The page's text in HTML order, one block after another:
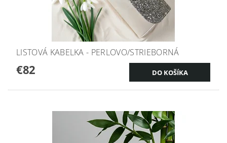
LISTOVÁ KABELKA - PERLOVO/STRIEBORNÁ
€82